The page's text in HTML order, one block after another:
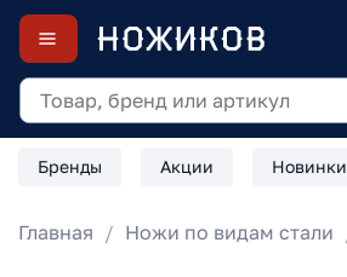
Бренды Акции Новинки
Главная Ножи по видам стали